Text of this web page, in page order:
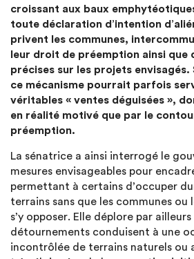
croissant aux baux
toute déclaration d’intention
privent les communes,
leur droit de préemption ainsi que
précises sur les projets envisagés.
ce mécanisme pourrait parfois
véritables « ventes déguisées »,
en réalité motivé que par le
préemption.
La sénatrice a ainsi interrogé le
mesures envisageables pour
permettant à certains d’occuper
terrains sans que les communes ou
s’y opposer. Elle déplore par
détournements conduisent à une
incontrôlée de terrains naturels ou